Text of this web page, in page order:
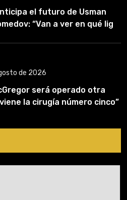
el futuro de Usman
“Van a ver en qué liga
de 2026
será operado otra
la cirugía número cinco”